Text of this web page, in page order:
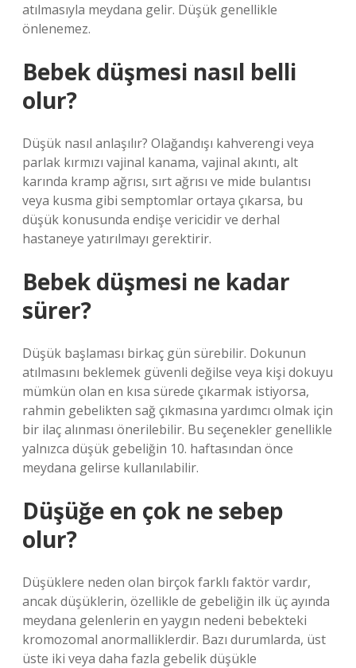
atılmasıyla meydana gelir. Düşük genellikle
önlenemez.
Bebek düşmesi nasıl belli
olur?
Düşük nasıl anlaşılır? Olağandışı kahverengi veya
parlak kırmızı vajinal kanama, vajinal akıntı, alt
karında kramp ağrısı, sırt ağrısı ve mide bulantısı
veya kusma gibi semptomlar ortaya çıkarsa, bu
düşük konusunda endişe vericidir ve derhal
hastaneye yatırılmayı gerektirir.
Bebek düşmesi ne kadar
sürer?
Düşük başlaması birkaç gün sürebilir. Dokunun
atılmasını beklemek güvenli değilse veya kişi dokuyu
mümkün olan en kısa sürede çıkarmak istiyorsa,
rahmin gebelikten sağ çıkmasına yardımcı olmak için
bir ilaç alınması önerilebilir. Bu seçenekler genellikle
yalnızca düşük gebeliğin 10. haftasından önce
meydana gelirse kullanılabilir.
Düşüğe en çok ne sebep
olur?
Düşüklere neden olan birçok farklı faktör vardır,
ancak düşüklerin, özellikle de gebeliğin ilk üç ayında
meydana gelenlerin en yaygın nedeni bebekteki
kromozomal anormalliklerdir. Bazı durumlarda, üst
üste iki veya daha fazla gebelik düşükle